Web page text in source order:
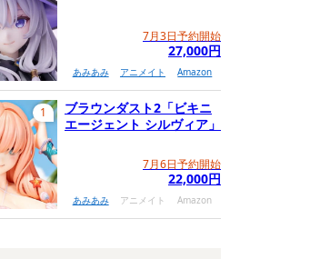
7月3日予約開始
27,000円
あみあみ アニメイト Amazon
ブラウンダスト2「ビキニ
エージェント シルヴィア」
7月6日予約開始
22,000円
あみあみ アニメイト Amazon
1